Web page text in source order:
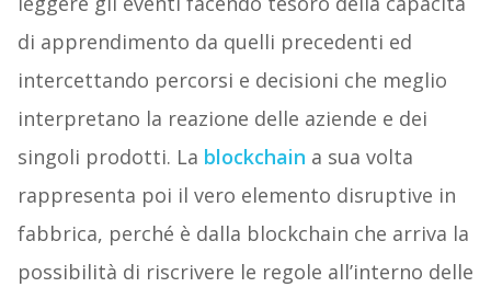
di apprendimento da quelli precedenti ed
intercettando percorsi e decisioni che meglio
interpretano la reazione delle aziende e dei
singoli prodotti. La blockchain a sua volta
rappresenta poi il vero elemento disruptive in
fabbrica, perché è dalla blockchain che arriva la
possibilità di riscrivere le regole all’interno delle